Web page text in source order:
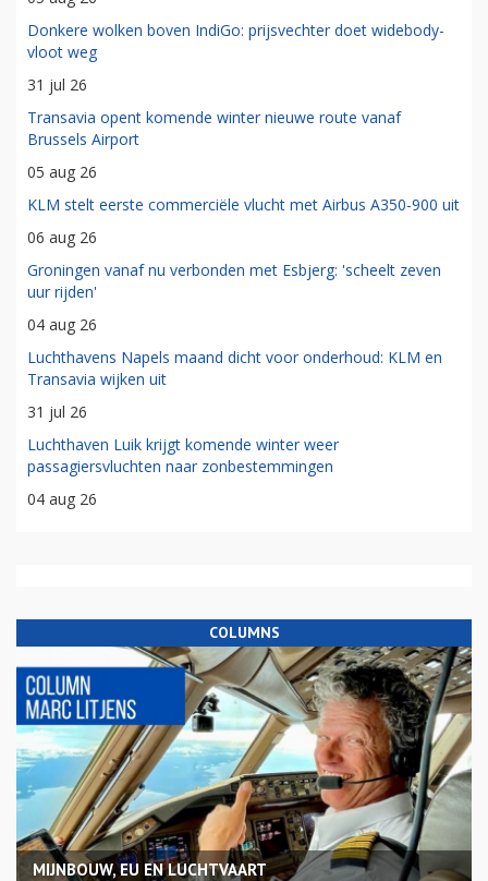
Donkere wolken boven IndiGo: prijsvechter doet widebody-
vloot weg
31 jul 26
Transavia opent komende winter nieuwe route vanaf
Brussels Airport
05 aug 26
KLM stelt eerste commerciële vlucht met Airbus A350-900 uit
06 aug 26
Groningen vanaf nu verbonden met Esbjerg: 'scheelt zeven
uur rijden'
04 aug 26
Luchthavens Napels maand dicht voor onderhoud: KLM en
Transavia wijken uit
31 jul 26
Luchthaven Luik krijgt komende winter weer
passagiersvluchten naar zonbestemmingen
04 aug 26
COLUMNS
MIJNBOUW, EU EN LUCHTVAART